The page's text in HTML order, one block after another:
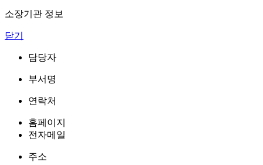
소장기관 정보
닫기
담당자
부서명
연락처
홈페이지
전자메일
주소